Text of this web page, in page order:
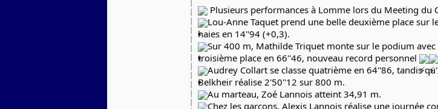
Plusieurs performances à Lomme lors du Meeting du
Lou-Anne Taquet prend une belle deuxième place sur
haies en 14''94 (+0,3).
Sur 400 m, Mathilde Triquet monte sur le podium avec
troisième place en 66''46, nouveau record personnel
Audrey Collart se classe quatrième en 64''86, tandis
Belkheir réalise 2'50''12 sur 800 m.
Au marteau, Zoé Lannois atteint 34,91 m.
Chez les garçons, Alexis Lannois réalise une journée